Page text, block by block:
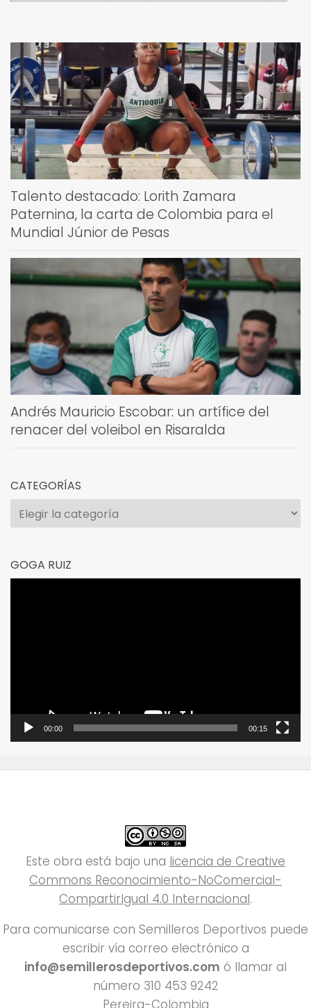
Talento destacado: Lorith Zamara
Paternina, la carta de Colombia para el
Mundial Júnior de Pesas
Andrés Mauricio Escobar: un artífice del
renacer del voleibol en Risaralda
CATEGORÍAS
Categorías
GOGA RUIZ
00:00 00:15
Este obra está bajo una licencia de Creative
Commons Reconocimiento-NoComercial-
CompartirIgual 4.0 Internacional.
Para comunicarse con Semilleros Deportivos puede
escribir vía correo electrónico a
info@semillerosdeportivos.com ó llamar al
número 310 453 9242